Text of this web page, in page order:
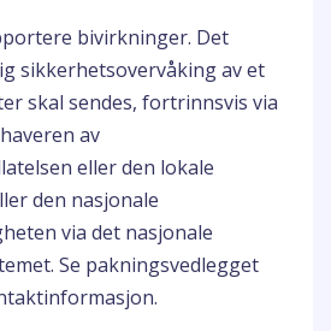
bivirkninger. Det
sikkerhetsovervåking av et
skal sendes, fortrinnsvis via
av
eller den lokale
den nasjonale
via det nasjonale
Se pakningsvedlegget